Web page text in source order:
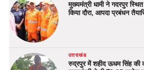
मुख्यमंत्री धामी ने गदरपुर
किया दौरा, आपदा प्रबंधन
उत्तराखंड
रुद्रपुर में शहीद ऊधम सिंह की